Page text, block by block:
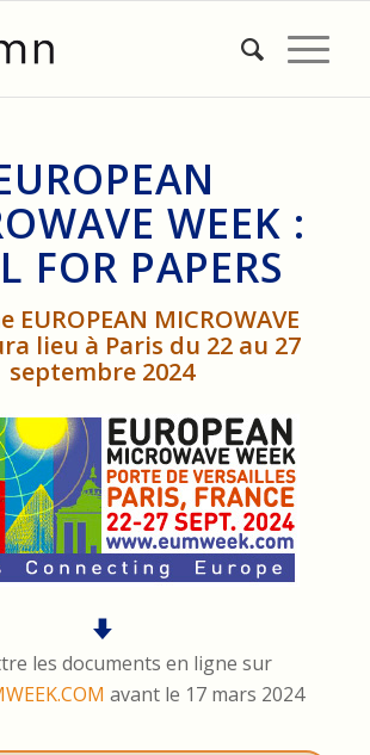
WEEK :
FOR PAPERS
EUROPEAN MICROWAVE
lieu à Paris du 22 au 27
septembre 2024
les documents en ligne sur
avant le 17 mars 2024